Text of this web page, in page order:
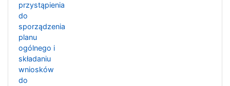
przystąpienia
do
sporządzenia
planu
ogólnego i
składaniu
wniosków
do